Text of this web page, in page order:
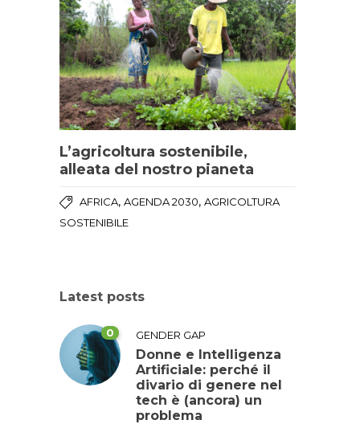
L’agricoltura sostenibile,
alleata del nostro pianeta
AFRICA, AGENDA 2030, AGRICOLTURA
SOSTENIBILE
Latest posts
0 GENDER GAP
Donne e Intelligenza
Artificiale: perché il
divario di genere nel
tech è (ancora) un
problema